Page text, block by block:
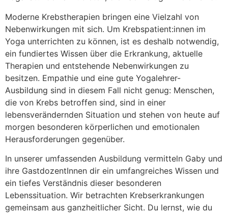
Moderne Krebstherapien bringen eine Vielzahl von
Nebenwirkungen mit sich. Um Krebspatient:innen im
Yoga unterrichten zu können, ist es deshalb notwendig,
ein fundiertes Wissen über die Erkrankung, aktuelle
Therapien und entstehende Nebenwirkungen zu
besitzen. Empathie und eine gute Yogalehrer-
Ausbildung sind in diesem Fall nicht genug: Menschen,
die von Krebs betroffen sind, sind in einer
lebensverändernden Situation und stehen von heute auf
morgen besonderen körperlichen und emotionalen
Herausforderungen gegenüber.
In unserer umfassenden Ausbildung vermitteln Gaby und
ihre GastdozentInnen dir ein umfangreiches Wissen und
ein tiefes Verständnis dieser besonderen
Lebenssituation. Wir betrachten Krebserkrankungen
gemeinsam aus ganzheitlicher Sicht. Du lernst, wie du